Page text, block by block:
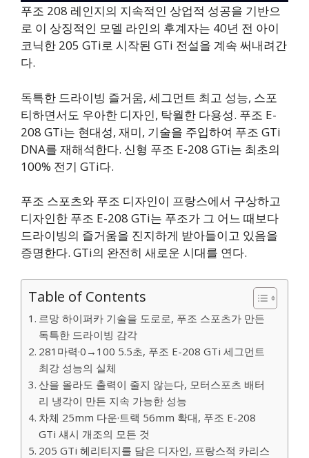
푸조 208 레인지의 지속적인 상업적 성공을 기반으
로 이 상징적인 모델 라인의 후계자는 40년 전 아이
코닉한 205 GTi로 시작된 GTi 전설을 계속 써내려간
다.
독특한 드라이빙 즐거움, 세그먼트 최고 성능, 스포
티하면서도 우아한 디자인, 탁월한 다용성. 푸조 E-
208 GTi는 현대성, 재미, 기술을 주입하여 푸조 GTi
DNA를 재해석한다. 신형 푸조 E-208 GTi는 최초의
100% 전기 GTi다.
푸조 스포츠와 푸조 디자인이 프랑스에서 구상하고
디자인한 푸조 E-208 GTi는 푸조가 그 어느 때보다
드라이빙의 즐거움을 진지하게 받아들이고 있음을
증명한다. GTi의 완전히 새로운 시대를 연다.
Table of Contents
르망 하이퍼카 기술을 도로로, 푸조 스포츠가 만든
독특한 드라이빙 감각
281마력·0→100 5.5초, 푸조 E-208 GTi 세그먼트
최강 성능의 실체
산을 올라도 출력이 줄지 않는다, 모터스포츠 배터
리 냉각이 만든 지속 가능한 성능
차체 25mm 다운·트랙 56mm 확대, 푸조 E-208
GTi 섀시 개조의 모든 것
205 GTi 헤리티지를 담은 디자인, 프랑스적 카리스